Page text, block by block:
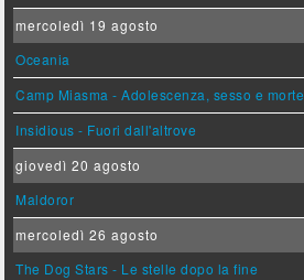
mercoledì 19 agosto
Oceania
Camp Miasma - Adolescenza, sesso e morte
Insidious - Fuori dall'altrove
giovedì 20 agosto
Maldoror
mercoledì 26 agosto
The Dog Stars - Le stelle dopo la fine